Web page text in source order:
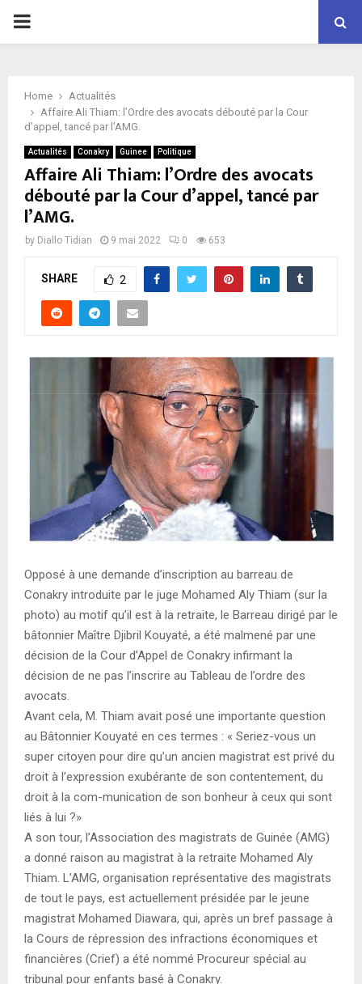
P
M
A
Home
Actualités
Affaire Ali Thiam: l’Ordre des avocats débouté par la Cour
d’appel, tancé par l’AMG.
Actualités Conakry Guinee Politique
Affaire Ali Thiam: l’Ordre des avocats
débouté par la Cour d’appel, tancé par
l’AMG.
by Diallo Tidian 9 mai 2022 0 653
SHARE 2
Opposé à une demande d’inscription au barreau de
Conakry introduite par le juge Mohamed Aly Thiam (sur la
photo) au motif qu’il est à la retraite, le Barreau dirigé par le
bâtonnier Maître Djibril Kouyaté, a été malmené par une
décision de la Cour d’Appel de Conakry infirmant la
décision de ne pas l’inscrire au Tableau de l’ordre des
avocats.
Avant cela, M. Thiam avait posé une importante question
au Bâtonnier Kouyaté en ces termes : « Seriez-vous un
super citoyen pour dire qu’un ancien magistrat est privé du
droit à l’expression exubérante de son contentement, du
droit à la com-munication de son bonheur à ceux qui sont
liés à lui ?»
A son tour, l’Association des magistrats de Guinée (AMG)
a donné raison au magistrat à la retraite Mohamed Aly
Thiam. L’AMG, organisation représentative des magistrats
de tout le pays, est actuellement présidée par le jeune
magistrat Mohamed Diawara, qui, après un bref passage à
la Cours de répression des infractions économiques et
financières (Crief) a été nommé Procureur spécial au
tribunal pour enfants basé à Conakry.